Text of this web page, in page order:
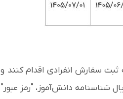
ثبت سفارش انفرادی اقدام کنند و
شناسنامه دانش‌آموز، "رمز عبور"